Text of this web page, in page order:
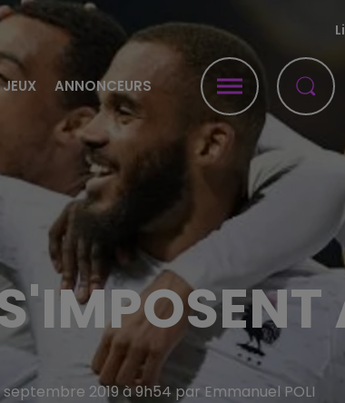
JEUX ANNONCEURS
septembre 2019 à 9h54 par Emmanuel POLI